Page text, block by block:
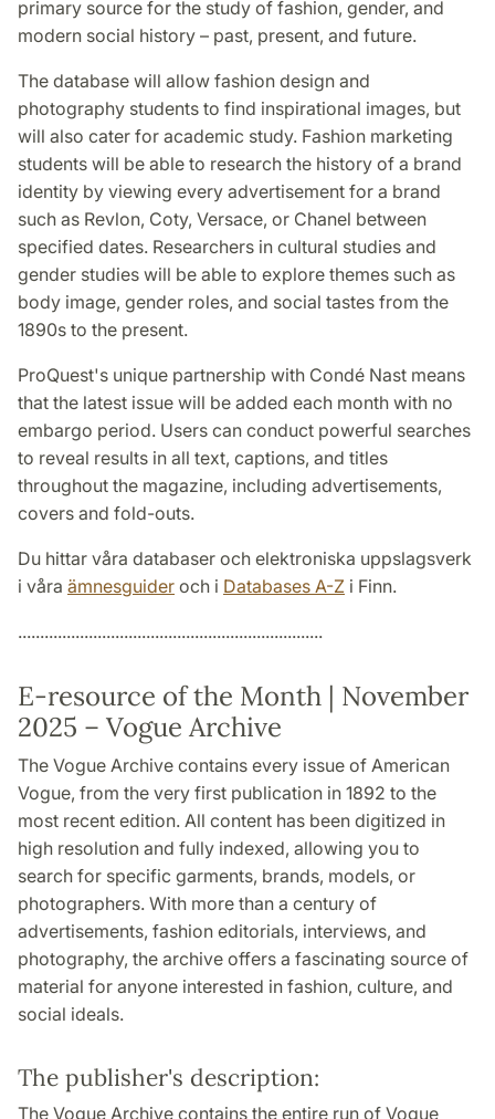
primary source for the study of fashion, gender, and
modern social history – past, present, and future.
The database will allow fashion design and
photography students to find inspirational images, but
will also cater for academic study. Fashion marketing
students will be able to research the history of a brand
identity by viewing every advertisement for a brand
such as Revlon, Coty, Versace, or Chanel between
specified dates. Researchers in cultural studies and
gender studies will be able to explore themes such as
body image, gender roles, and social tastes from the
1890s to the present.
ProQuest's unique partnership with Condé Nast means
that the latest issue will be added each month with no
embargo period. Users can conduct powerful searches
to reveal results in all text, captions, and titles
throughout the magazine, including advertisements,
covers and fold-outs.
Du hittar våra databaser och elektroniska uppslagsverk
i våra ämnesguider och i Databases A-Z i Finn.
.....................................................................
E-resource of the Month | November
2025 – Vogue Archive
The Vogue Archive contains every issue of American
Vogue, from the very first publication in 1892 to the
most recent edition. All content has been digitized in
high resolution and fully indexed, allowing you to
search for specific garments, brands, models, or
photographers. With more than a century of
advertisements, fashion editorials, interviews, and
photography, the archive offers a fascinating source of
material for anyone interested in fashion, culture, and
social ideals.
The publisher's description:
The Vogue Archive contains the entire run of Vogue